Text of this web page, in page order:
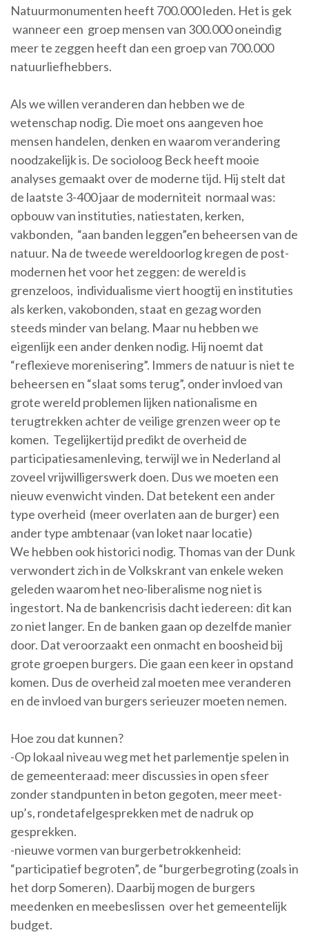
Natuurmonumenten heeft 700.000 leden. Het is gek
wanneer een groep mensen van 300.000 oneindig
meer te zeggen heeft dan een groep van 700.000
natuurliefhebbers.
Als we willen veranderen dan hebben we de
wetenschap nodig. Die moet ons aangeven hoe
mensen handelen, denken en waarom verandering
noodzakelijk is. De socioloog Beck heeft mooie
analyses gemaakt over de moderne tijd. Hij stelt dat
de laatste 3-400 jaar de moderniteit normaal was:
opbouw van instituties, natiestaten, kerken,
vakbonden, “aan banden leggen”en beheersen van de
natuur. Na de tweede wereldoorlog kregen de post-
modernen het voor het zeggen: de wereld is
grenzeloos, individualisme viert hoogtij en instituties
als kerken, vakobonden, staat en gezag worden
steeds minder van belang. Maar nu hebben we
eigenlijk een ander denken nodig. Hij noemt dat
“reflexieve morenisering”. Immers de natuur is niet te
beheersen en “slaat soms terug”, onder invloed van
grote wereld problemen lijken nationalisme en
terugtrekken achter de veilige grenzen weer op te
komen. Tegelijkertijd predikt de overheid de
participatiesamenleving, terwijl we in Nederland al
zoveel vrijwilligerswerk doen. Dus we moeten een
nieuw evenwicht vinden. Dat betekent een ander
type overheid (meer overlaten aan de burger) een
ander type ambtenaar (van loket naar locatie)
We hebben ook historici nodig. Thomas van der Dunk
verwondert zich in de Volkskrant van enkele weken
geleden waarom het neo-liberalisme nog niet is
ingestort. Na de bankencrisis dacht iedereen: dit kan
zo niet langer. En de banken gaan op dezelfde manier
door. Dat veroorzaakt een onmacht en boosheid bij
grote groepen burgers. Die gaan een keer in opstand
komen. Dus de overheid zal moeten mee veranderen
en de invloed van burgers serieuzer moeten nemen.
Hoe zou dat kunnen?
-Op lokaal niveau weg met het parlementje spelen in
de gemeenteraad: meer discussies in open sfeer
zonder standpunten in beton gegoten, meer meet-
up’s, rondetafelgesprekken met de nadruk op
gesprekken.
-nieuwe vormen van burgerbetrokkenheid:
“participatief begroten”, de “burgerbegroting (zoals in
het dorp Someren). Daarbij mogen de burgers
meedenken en meebeslissen over het gemeentelijk
budget.